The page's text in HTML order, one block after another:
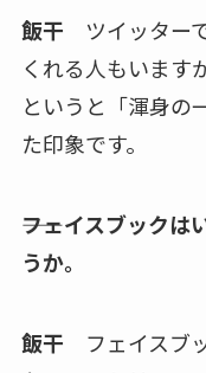
飯干 ツイッター
くれる人もいます
というと「渾身の
た印象です。
――フェイスブック
うか。
飯干 フェイスブ